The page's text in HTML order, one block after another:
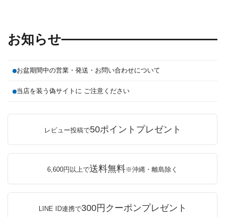
お知らせ
お盆期間中の営業・発送・お問い合わせについて
当店を装う偽サイトに ご注意ください
レビュー投稿で50ポイントプレゼント
6,600円以上で送料無料※沖縄・離島除く
LINE ID連携で300円クーポンプレゼント